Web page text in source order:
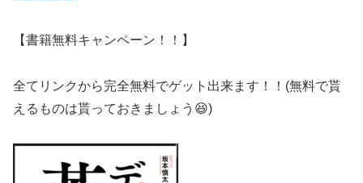
【書籍無料キャンペーン！！】
全てリンクから完全無料でゲット出来ます！！(無料で貰
えるものは貰っておきましょう😆)